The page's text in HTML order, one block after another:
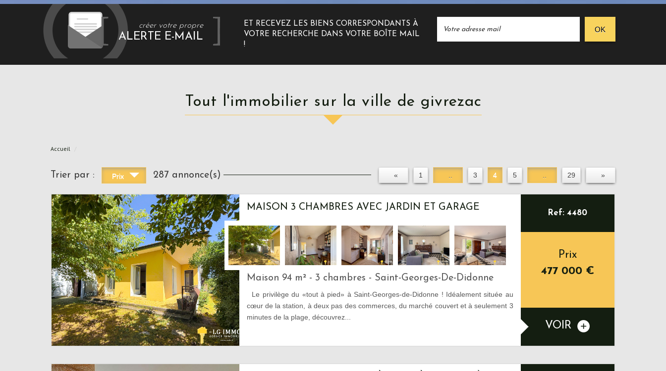
créer votre propre
ALERTE E-MAIL
ET RECEVEZ LES BIENS CORRESPONDANTS À
VOTRE RECHERCHE DANS VOTRE BOÎTE MAIL
!
OK
Tout l'immobilier sur la ville de givrezac
Accueil
Trier par : Prix 287 annonce(s) « 1 3 4 5 29 »
MAISON 3 CHAMBRES AVEC JARDIN ET GARAGE
Maison 94 m² - 3 chambres - Saint-Georges-De-Didonne
Le privilège du «tout à pied» à Saint-Georges-de-Didonne ! Idéalement située au
cœur de la station, à deux pas des commerces, du marché couvert et à seulement 3
minutes de la plage, découvrez...
Ref: 4480
Prix
477 000 €
VOIR